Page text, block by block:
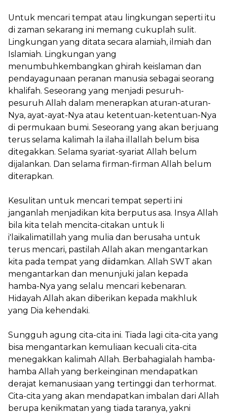
Untuk mencari tempat atau lingkungan seperti itu
di zaman sekarang ini memang cukuplah sulit.
Lingkungan yang ditata secara alamiah, ilmiah dan
Islamiah. Lingkungan yang
menumbuhkembangkan ghirah keislaman dan
pendayagunaan peranan manusia sebagai seorang
khalifah. Seseorang yang menjadi pesuruh-
pesuruh Allah dalam menerapkan aturan-aturan-
Nya, ayat-ayat-Nya atau ketentuan-ketentuan-Nya
di permukaan bumi. Seseorang yang akan berjuang
terus selama kalimah la ilaha illallah belum bisa
ditegakkan. Selama syariat-syariat Allah belum
dijalankan. Dan selama firman-firman Allah belum
diterapkan.
Kesulitan untuk mencari tempat seperti ini
janganlah menjadikan kita berputus asa. Insya Allah
bila kita telah mencita-citakan untuk li
i'laikalimatillah yang mulia dan berusaha untuk
terus mencari, pastilah Allah akan mengantarkan
kita pada tempat yang diidamkan. Allah SWT akan
mengantarkan dan menunjuki jalan kepada
hamba-Nya yang selalu mencari kebenaran.
Hidayah Allah akan diberikan kepada makhluk
yang Dia kehendaki.
Sungguh agung cita-cita ini. Tiada lagi cita-cita yang
bisa mengantarkan kemuliaan kecuali cita-cita
menegakkan kalimah Allah. Berbahagialah hamba-
hamba Allah yang berkeinginan mendapatkan
derajat kemanusiaan yang tertinggi dan terhormat.
Cita-cita yang akan mendapatkan imbalan dari Allah
berupa kenikmatan yang tiada taranya, yakni